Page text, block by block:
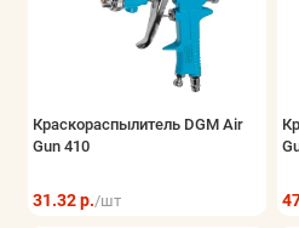
Краскораспылитель DGM Air
Gun 410
31.32 р./шт